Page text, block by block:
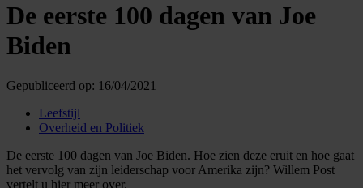
De eerste 100 dagen van Joe
Biden
Gepubliceerd op: 16/04/2021
Leefstijl
Overheid en Politiek
De eerste 100 dagen van Joe Biden. Hoe zien deze eruit en hoe gaat
het vervolg van zijn leiderschap voor Amerika zijn? Willem Post
vertelt u hier meer over.